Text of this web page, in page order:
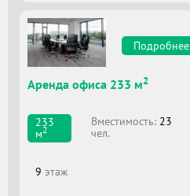
Подробнее
Аренда офиса 233 м2
233
м2
Вместимоcть: 23
чел.
9 этаж